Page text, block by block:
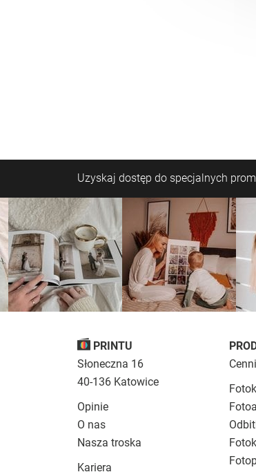
Uzyskaj dostęp do specjalnych
PRINTU
Słoneczna 16
40-136 Katowice
Opinie
O nas
Nasza troska
Kariera